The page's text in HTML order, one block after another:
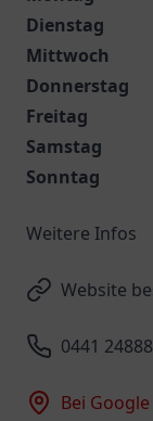
Dienstag
Mittwoch
Donnerstag
Freitag
Samstag
Sonntag
Weitere Infos
Website
0441
Bei